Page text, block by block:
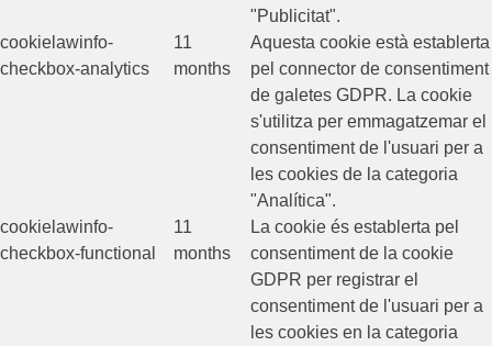
"Publicitat".
cookielawinfo-
checkbox-analytics
11
months
Aquesta cookie està establerta
pel connector de consentiment
de galetes GDPR. La cookie
s'utilitza per emmagatzemar el
consentiment de l'usuari per a
les cookies de la categoria
"Analítica".
cookielawinfo-
checkbox-functional
11
months
La cookie és establerta pel
consentiment de la cookie
GDPR per registrar el
consentiment de l'usuari per a
les cookies en la categoria